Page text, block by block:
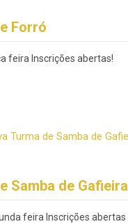
Forró
feira Inscrições abertas!
Samba de Gafieira
feira Inscrições abertas